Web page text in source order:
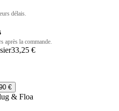
délais.
après la commande.
33,25 €
€
& Floa